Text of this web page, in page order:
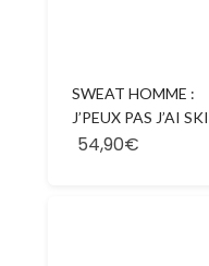
SWEAT HOMME :
J’PEUX PAS J’AI SKI
54,90€